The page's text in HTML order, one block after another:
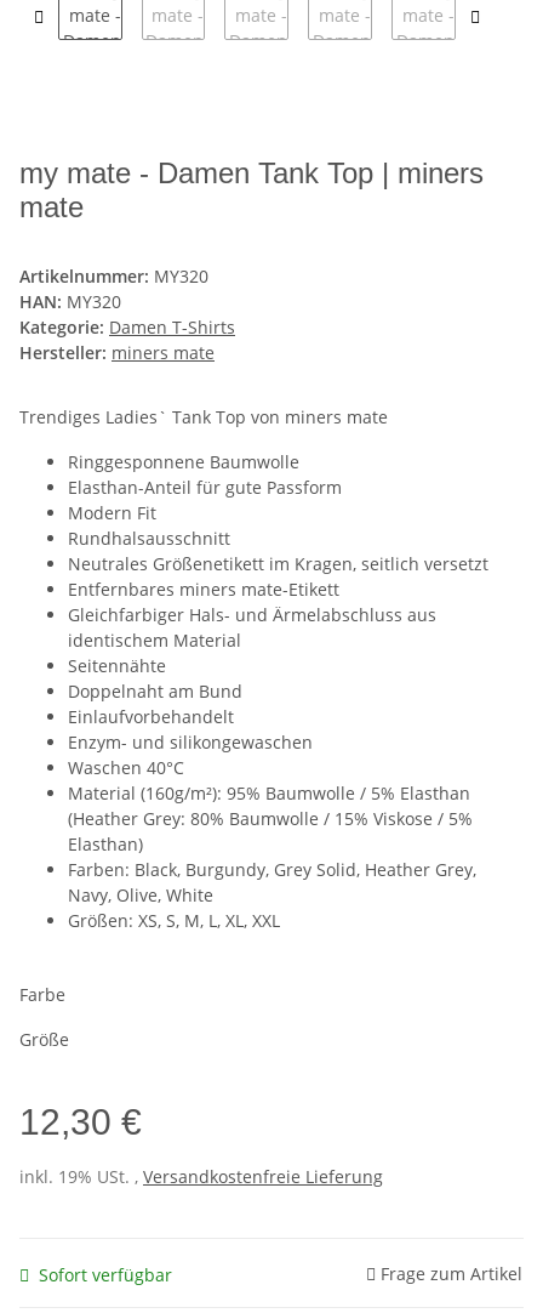
my mate - Damen Tank Top | miners
mate
Artikelnummer: MY320
HAN: MY320
Kategorie: Damen T-Shirts
Hersteller: miners mate
Trendiges Ladies` Tank Top von miners mate
Ringgesponnene Baumwolle
Elasthan-Anteil für gute Passform
Modern Fit
Rundhalsausschnitt
Neutrales Größenetikett im Kragen, seitlich versetzt
Entfernbares miners mate-Etikett
Gleichfarbiger Hals- und Ärmelabschluss aus
identischem Material
Seitennähte
Doppelnaht am Bund
Einlaufvorbehandelt
Enzym- und silikongewaschen
Waschen 40°C
Material (160g/m²): 95% Baumwolle / 5% Elasthan
(Heather Grey: 80% Baumwolle / 15% Viskose / 5%
Elasthan)
Farben: Black, Burgundy, Grey Solid, Heather Grey,
Navy, Olive, White
Größen: XS, S, M, L, XL, XXL
Farbe
Größe
12,30 €
inkl. 19% USt. , Versandkostenfreie Lieferung
Sofort verfügbar Frage zum Artikel